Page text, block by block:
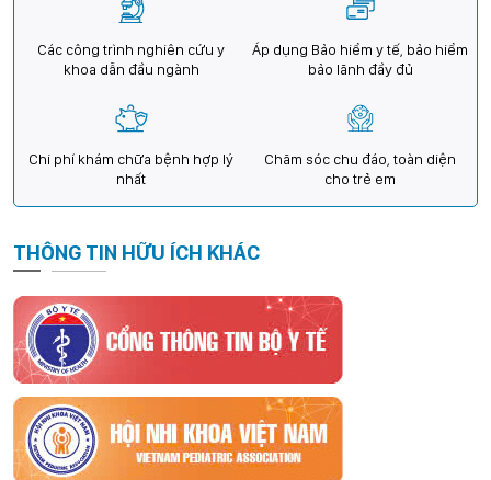
Các công trình nghiên cứu y
khoa dẫn đầu ngành
Áp dụng Bảo hiểm y tế, bảo hiểm
bảo lãnh đầy đủ
Chi phí khám chữa bệnh hợp lý
nhất
Chăm sóc chu đáo, toàn diện
cho trẻ em
THÔNG TIN HỮU ÍCH KHÁC